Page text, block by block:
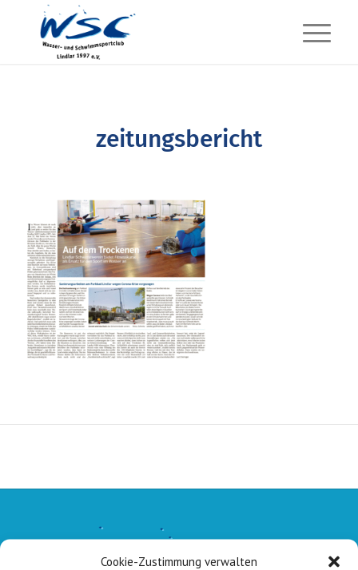
Cookie-Zustimmung verwalten
zeitungsbericht